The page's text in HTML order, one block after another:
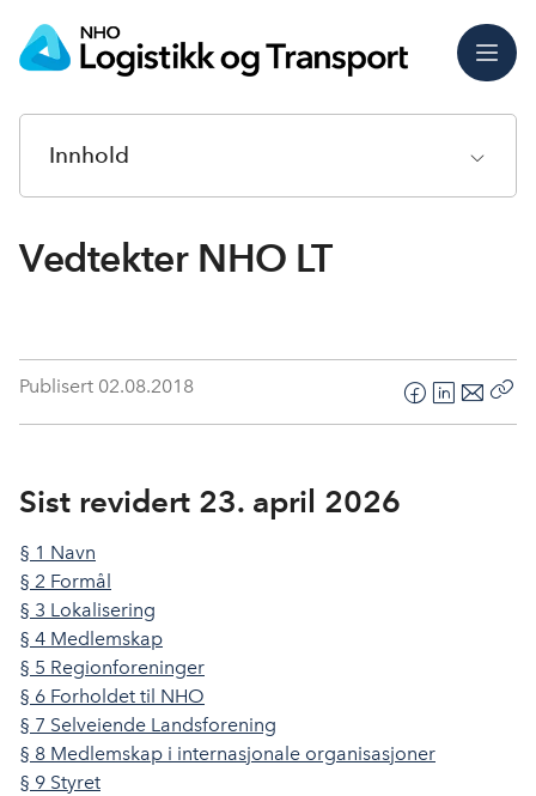
Meny
Innhold
Vedtekter NHO LT
Publisert 02.08.2018
F
a
L
i
E
-
Sist revidert 23. april 2026
§ 1 Navn
§ 2 Formål
§ 3 Lokalisering
§ 4 Medlemskap
§ 5 Regionforeninger
§ 6 Forholdet til NHO
§ 7 Selveiende Landsforening
§ 8 Medlemskap i internasjonale organisasjoner
§ 9 Styret